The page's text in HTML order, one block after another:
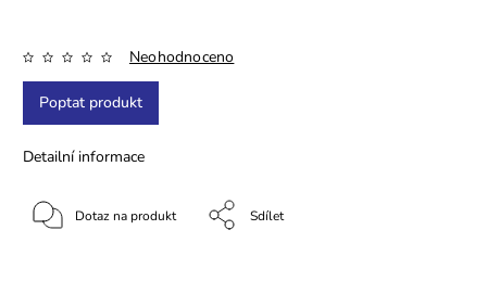
Neohodnoceno
Poptat produkt
Detailní informace
Dotaz na produkt Sdílet